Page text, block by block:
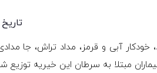
تاریخ : ۱۴۰۱/
مداد، خودکار آبی و قرمز، مداد تراش،